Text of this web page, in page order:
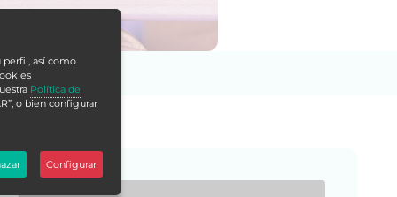
perfil, así como
Política de
o bien configurar
Configurar